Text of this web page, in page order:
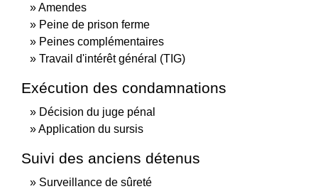
Amendes
Peine de prison ferme
Peines complémentaires
Travail d'intérêt général (TIG)
Exécution des condamnations
Décision du juge pénal
Application du sursis
Suivi des anciens détenus
Surveillance de sûreté